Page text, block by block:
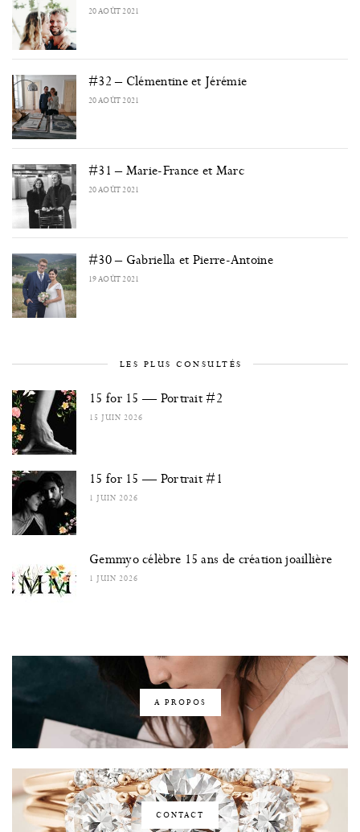
20 AOÛT 2021
#32 – Clémentine et Jérémie
20 AOÛT 2021
#31 – Marie-France et Marc
20 AOÛT 2021
#30 – Gabriella et Pierre-Antoine
19 AOÛT 2021
LES PLUS CONSULTÉS
15 for 15 — Portrait #2
15 JUIN 2026
15 for 15 — Portrait #1
1 JUIN 2026
Gemmyo célèbre 15 ans de création joaillière
1 JUIN 2026
A PROPOS
CONTACT